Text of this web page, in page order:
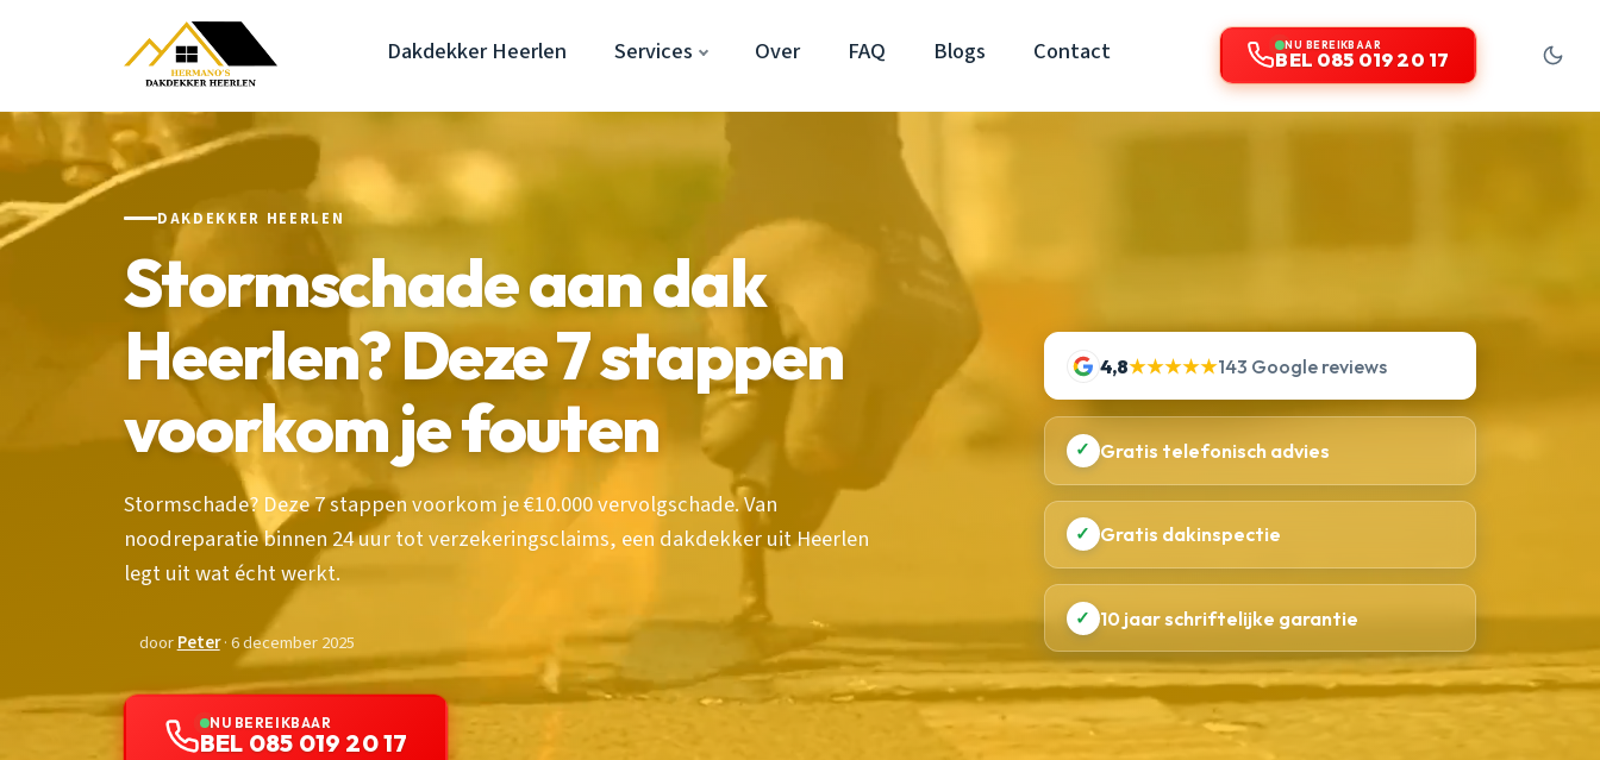
Dakdekker Heerlen Services Over FAQ Blogs Contact NU BEREIKBAAR
BEL 085 019 20 17
DAKDEKKER HEERLEN
Stormschade aan dak
Heerlen? Deze 7 stappen
voorkom je fouten
Stormschade? Deze 7 stappen voorkom je €10.000 vervolgschade. Van
noodreparatie binnen 24 uur tot verzekeringsclaims, een dakdekker uit Heerlen
legt uit wat écht werkt.
doorPeter· 6 december 2025
NU BEREIKBAAR
BEL 085 019 20 17
4,8★★★★★143 Google reviews
✓ Gratis telefonisch advies
✓ Gratis dakinspectie
✓ 10 jaar schriftelijke garantie